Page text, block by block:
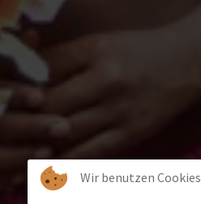
Wir benutzen Cookies